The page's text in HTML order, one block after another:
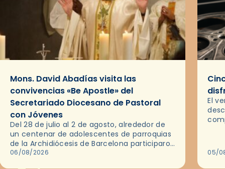
Mons. David Abadías visita las
convivencias «Be Apostle» del
Secretariado Diocesano de Pastoral
con Jóvenes
Del 28 de julio al 2 de agosto, alrededor de
un centenar de adolescentes de parroquias
de la Archidiócesis de Barcelona participaron
en las convivencias Be Apostle, organizadas
06/08/2026
El
05/